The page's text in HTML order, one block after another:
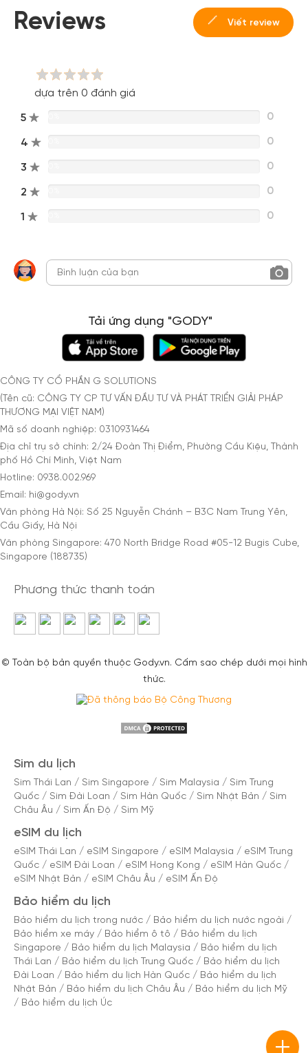
Reviews Viết review
dựa trên 0 đánh giá
5 0
4 0
3 0
2 0
1 0
Tải ứng dụng "GODY"
CÔNG TY CỔ PHẦN G SOLUTIONS
(Tên cũ: CÔNG TY CP TƯ VẤN ĐẦU TƯ VÀ PHÁT TRIỂN GIẢI PHÁP
THƯƠNG MẠI VIỆT NAM)
Mã số doanh nghiệp: 0310931464
Địa chỉ trụ sở chính: 2/24 Đoàn Thị Điểm, Phường Cầu Kiệu, Thành
phố Hồ Chí Minh, Việt Nam
Hotline: 0938.002.969
Email: hi@gody.vn
Văn phòng Hà Nội: Số 25 Nguyễn Chánh – B3C Nam Trung Yên,
Cầu Giấy, Hà Nội
Văn phòng Singapore: 470 North Bridge Road #05-12 Bugis Cube,
Singapore (188735)
Phương thức thanh toán
© Toàn bộ bản quyền thuộc Gody.vn. Cấm sao chép dưới mọi hình
thức.
Sim du lịch
Sim Thái Lan / Sim Singapore / Sim Malaysia / Sim Trung
Quốc / Sim Đài Loan / Sim Hàn Quốc / Sim Nhật Bản / Sim
Châu Âu / Sim Ấn Độ / Sim Mỹ
eSIM du lịch
eSIM Thái Lan / eSIM Singapore / eSIM Malaysia / eSIM Trung
Quốc / eSIM Đài Loan / eSIM Hong Kong / eSIM Hàn Quốc /
eSIM Nhật Bản / eSIM Châu Âu / eSIM Ấn Độ
Bảo hiểm du lịch
Bảo hiểm du lịch trong nước / Bảo hiểm du lịch nước ngoài /
Bảo hiểm xe máy / Bảo hiểm ô tô / Bảo hiểm du lịch
Singapore / Bảo hiểm du lịch Malaysia / Bảo hiểm du lịch
Thái Lan / Bảo hiểm du lịch Trung Quốc / Bảo hiểm du lịch
Đài Loan / Bảo hiểm du lịch Hàn Quốc / Bảo hiểm du lịch
Nhật Bản / Bảo hiểm du lịch Châu Âu / Bảo hiểm du lịch Mỹ
/ Bảo hiểm du lịch Úc
cho cộng đồng.
Đăng nhập Facebook